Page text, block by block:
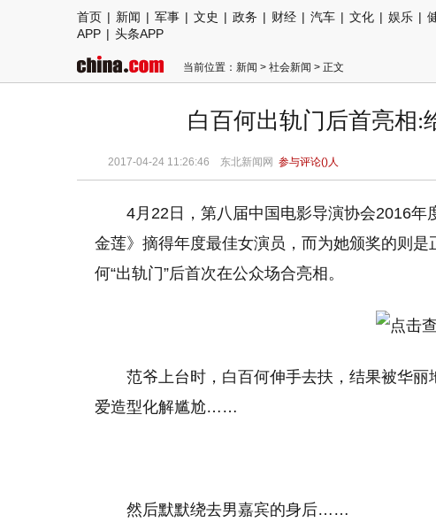
首页 | 新闻 | 军事 | 文史 | 政务 | 财经 | 汽车 | 文化 | 娱乐 |
APP | 头条APP
当前位置： 新闻 > 社会新闻 > 正文
白百何出轨门后首亮相:
2017-04-24 11:26:46 东北新闻网 参与评论()人
4月22日，第八届中国电影导演协会2016年
金莲》摘得年度最佳女演员，而为她颁奖的则
何“出轨门”后首次在公众场合亮相。
范爷上台时，白百何伸手去扶，结果被华
爱造型化解尴尬……
然后默默绕去男嘉宾的身后……